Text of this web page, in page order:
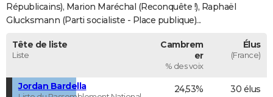
Bricolage
Lifestyle
Culture
SportAuto
Television
Voyage
Cinema
Républicains), Marion Maréchal (Reconquête !), Raphaël
Glucksmann (Parti socialiste - Place publique)...
Tête de liste
Liste
Cambrem
er
% des voix
Élus
(France)
Jordan Bardella 24,53% 30 élus